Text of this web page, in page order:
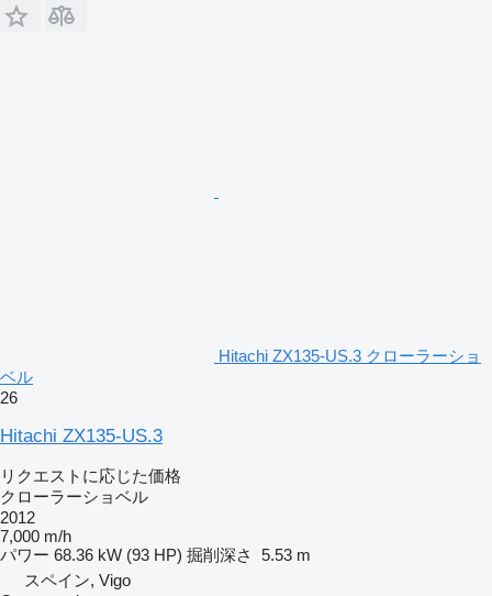
Hitachi ZX135-US.3 クローラーショ
ベル
26
Hitachi ZX135-US.3
リクエストに応じた価格
クローラーショベル
2012
7,000 m/h
パワー 68.36 kW (93 HP) 掘削深さ
5.53 m
スペイン, Vigo